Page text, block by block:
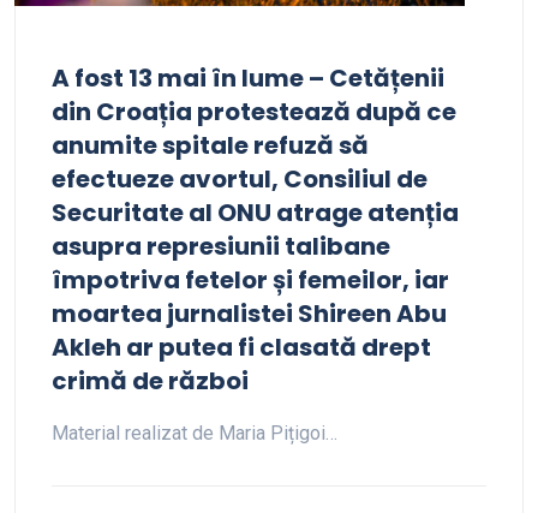
A fost 13 mai în lume – Cetățenii
din Croația protestează după ce
anumite spitale refuză să
efectueze avortul, Consiliul de
Securitate al ONU atrage atenția
asupra represiunii talibane
împotriva fetelor și femeilor, iar
moartea jurnalistei Shireen Abu
Akleh ar putea fi clasată drept
crimă de război
Material realizat de Maria Pițigoi…